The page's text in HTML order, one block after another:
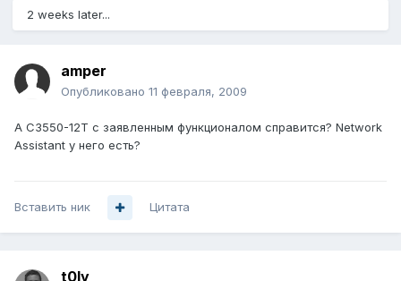
2 weeks later...
amper
Опубликовано 11 февраля, 2009
А C3550-12T с заявленным функционалом справится? Network
Assistant у него есть?
Вставить ник Цитата
t0ly